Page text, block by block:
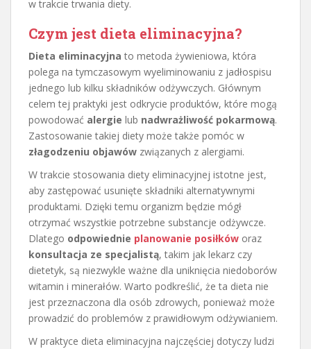
w trakcie trwania diety.
Czym jest dieta eliminacyjna?
Dieta eliminacyjna to metoda żywieniowa, która
polega na tymczasowym wyeliminowaniu z jadłospisu
jednego lub kilku składników odżywczych. Głównym
celem tej praktyki jest odkrycie produktów, które mogą
powodować alergie lub nadwrażliwość pokarmową.
Zastosowanie takiej diety może także pomóc w
złagodzeniu objawów związanych z alergiami.
W trakcie stosowania diety eliminacyjnej istotne jest,
aby zastępować usunięte składniki alternatywnymi
produktami. Dzięki temu organizm będzie mógł
otrzymać wszystkie potrzebne substancje odżywcze.
Dlatego odpowiednie planowanie posiłków oraz
konsultacja ze specjalistą, takim jak lekarz czy
dietetyk, są niezwykle ważne dla uniknięcia niedoborów
witamin i minerałów. Warto podkreślić, że ta dieta nie
jest przeznaczona dla osób zdrowych, ponieważ może
prowadzić do problemów z prawidłowym odżywianiem.
W praktyce dieta eliminacyjna najczęściej dotyczy ludzi